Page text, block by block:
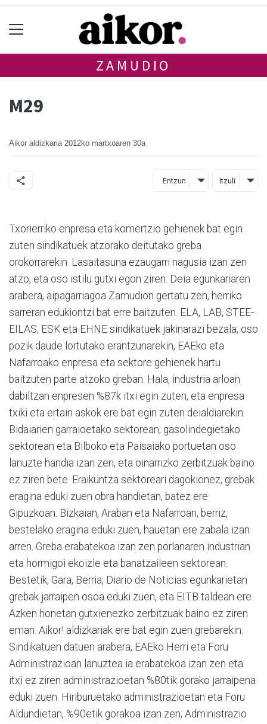
ZAMUDIO
M29
Aikor aldizkaria 2012ko martxoaren 30a
Entzun Itzuli
Txorierriko enpresa eta komertzio gehienek bat egin
zuten sindikatuek atzorako deitutako greba
orokorrarekin. Lasaitasuna ezaugarri nagusia izan zen
atzo, eta oso istilu gutxi egon ziren. Deia egunkariaren
arabera, aipagarriagoa Zamudion gertatu zen, herriko
sarreran edukiontzi bat erre baitzuten. ELA, LAB, STEE-
EILAS, ESK eta EHNE sindikatuek jakinarazi bezala, oso
pozik daude lortutako erantzunarekin, EAEko eta
Nafarroako enpresa eta sektore gehienek hartu
baitzuten parte atzoko greban. Hala, industria arloan
dabiltzan enpresen %87k itxi egin zuten, eta enpresa
txiki eta ertain askok ere bat egin zuten deialdiarekin.
Bidaiarien garraioetako sektorean, gasolindegietako
sektorean eta Bilboko eta Paisaiako portuetan oso
lanuzte handia izan zen, eta oinarrizko zerbitzuak baino
ez ziren bete. Eraikuntza sektoreari dagokionez, grebak
eragina eduki zuen obra handietan, batez ere
Gipuzkoan. Bizkaian, Araban eta Nafarroan, berriz,
bestelako eragina eduki zuen, hauetan ere zabala izan
arren. Greba erabatekoa izan zen porlanaren industrian
eta hormigoi ekoizle eta banatzaileen sektorean.
Bestetik, Gara, Berria, Diario de Noticias egunkarietan
grebak jarraipen osoa eduki zuen, eta EITB taldean ere.
Azken honetan gutxienezko zerbitzuak baino ez ziren
eman. Aikor! aldizkariak ere bat egin zuen grebarekin.
Sindikatuen datuen arabera, EAEko Herri eta Foru
Administrazioan lanuztea ia erabatekoa izan zen eta
itxi ez ziren administrazioetan %80tik gorako jarraipena
eduki zuen. Hiriburuetako administrazioetan eta Foru
Aldundietan, %90etik gorakoa izan zen; Administrazio